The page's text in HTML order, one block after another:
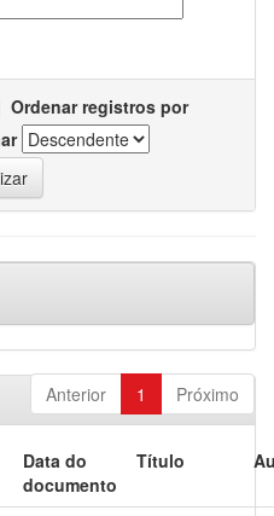
Ordenar registros por
Anterior 1 Próximo
Data do
documento
Título